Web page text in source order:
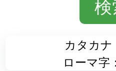
カタカ
ローマ字